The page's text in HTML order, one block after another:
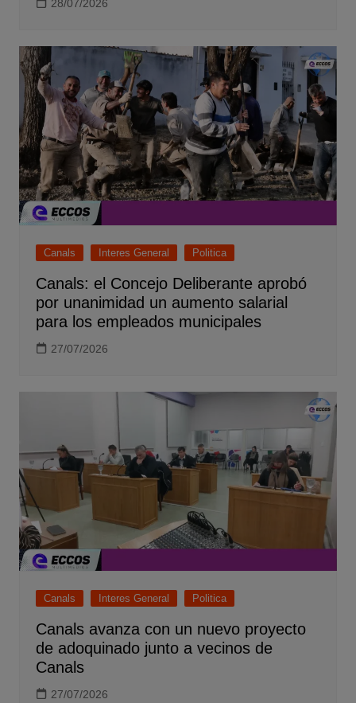
28/07/2026
Canals Interes General Politica
Canals: el Concejo Deliberante aprobó
por unanimidad un aumento salarial
para los empleados municipales
27/07/2026
Canals Interes General Politica
Canals avanza con un nuevo proyecto
de adoquinado junto a vecinos de
Canals
27/07/2026